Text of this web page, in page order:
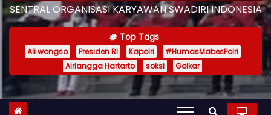
SENTRAL ORGANISASI KARYAWAN SWADIRI INDONESIA
Top Tags
Ali wongso Presiden RI Kapolri
#HumasMabesPolri
Airlangga Hartarto
soksi Golkar